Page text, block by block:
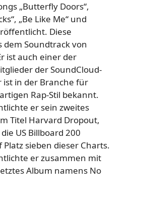
„Butterfly Doors“,
„Be Like Me“ und
Diese
dem Soundtrack von
ist auch einer der
der SoundCloud-
ist in der Branche für
Rap-Stil bekannt.
er sein zweites
Titel Harvard Dropout,
US Billboard 200
sieben dieser Charts.
er zusammen mit
Album namens No